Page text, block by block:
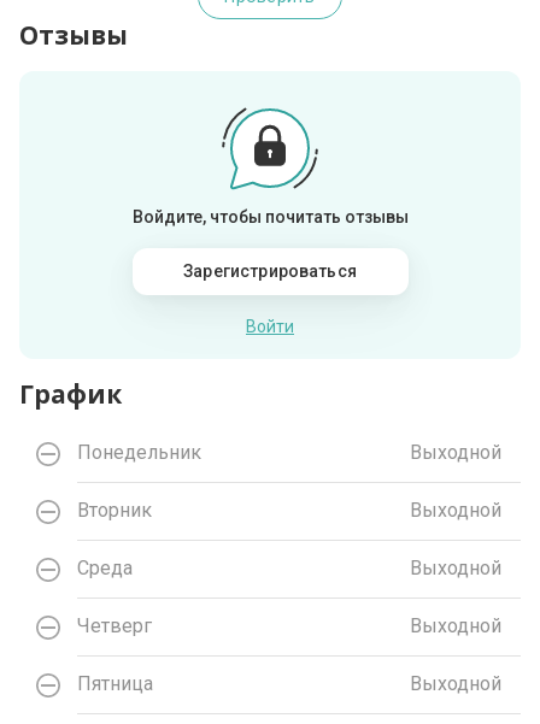
Отзывы
Войдите, чтобы почитать отзывы
Зарегистрироваться
Войти
График
Понедельник Выходной
Вторник Выходной
Среда Выходной
Четверг Выходной
Пятница Выходной